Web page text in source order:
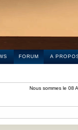
FORUM A
Nous sommes le 08